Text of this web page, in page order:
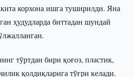
корхона ишга туширилди. Яна
ҳудудларда биттадан шундай
тўртдан бири қоғоз, пластик,
қолдиқларига тўғри келади.